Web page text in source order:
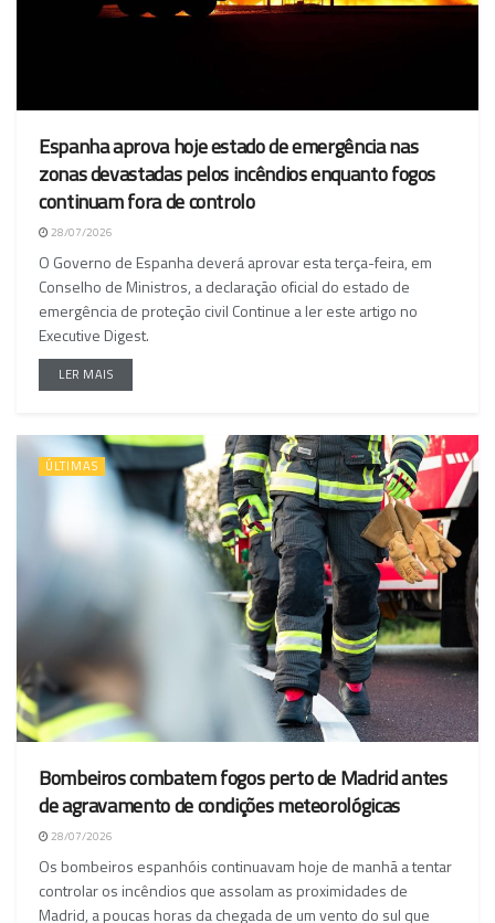
Espanha aprova hoje estado de emergência nas
zonas devastadas pelos incêndios enquanto fogos
continuam fora de controlo
28/07/2026
O Governo de Espanha deverá aprovar esta terça-feira, em
Conselho de Ministros, a declaração oficial do estado de
emergência de proteção civil Continue a ler este artigo no
Executive Digest.
LER MAIS
ÚLTIMAS
Bombeiros combatem fogos perto de Madrid antes
de agravamento de condições meteorológicas
28/07/2026
Os bombeiros espanhóis continuavam hoje de manhã a tentar
controlar os incêndios que assolam as proximidades de
Madrid, a poucas horas da chegada de um vento do sul que